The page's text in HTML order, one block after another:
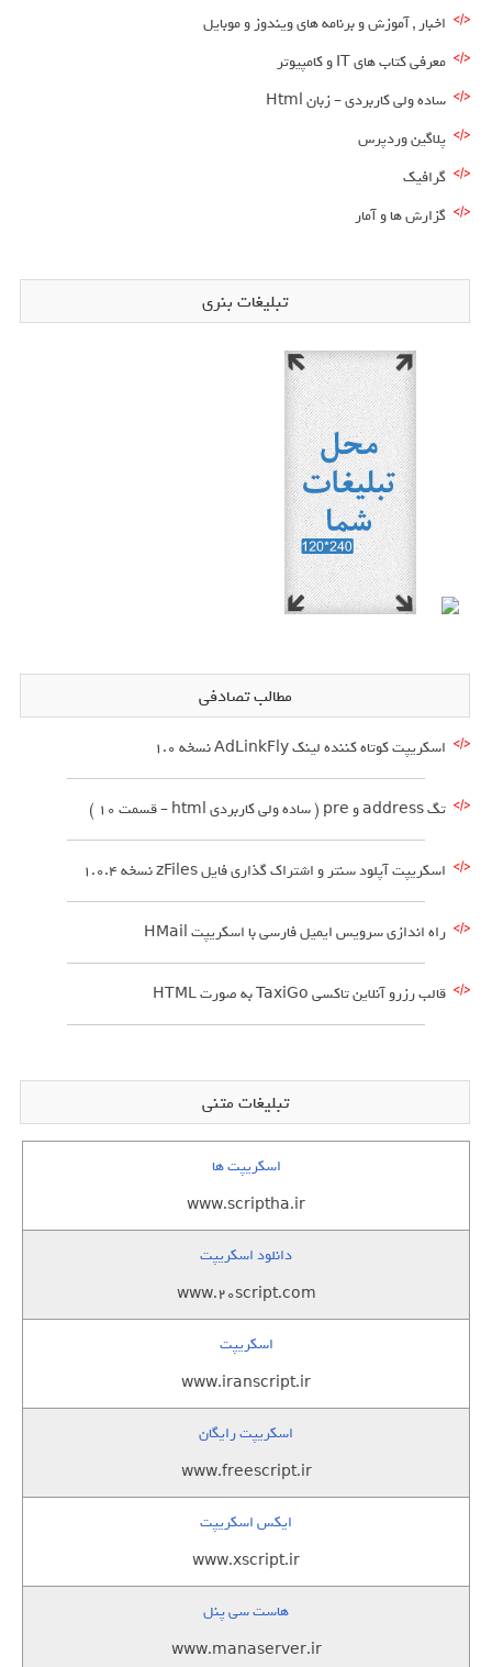
اخبار , آموزش و برنامه های ویندوز و موبایل
معرفی کتاب های IT و کامپیوتر
ساده ولی کاربردی – زبان Html
پلاگین وردپرس
گرافیک
گزارش ها و آمار
تبلیغات بنری
مطالب تصادفی
اسکریپت کوتاه کننده لینک AdLinkFly نسخه 1.0
تگ address و pre ( ساده ولی کاربردی html – قسمت 10 )
اسکریپت آپلود سنتر و اشتراک گذاری فایل zFiles نسخه 1.0.4
راه اندازی سرویس ایمیل فارسی با اسکریپت HMail
قالب رزرو آنلاین تاکسی TaxiGo به صورت HTML
تبلیغات متنی
اسکریپت ها
www.scriptha.ir
دانلود اسکریپت
www.20script.com
اسکریپت
www.iranscript.ir
اسکریپت رایگان
www.freescript.ir
ایکس اسکریپت
www.xscript.ir
هاست سی پنل
www.manaserver.ir